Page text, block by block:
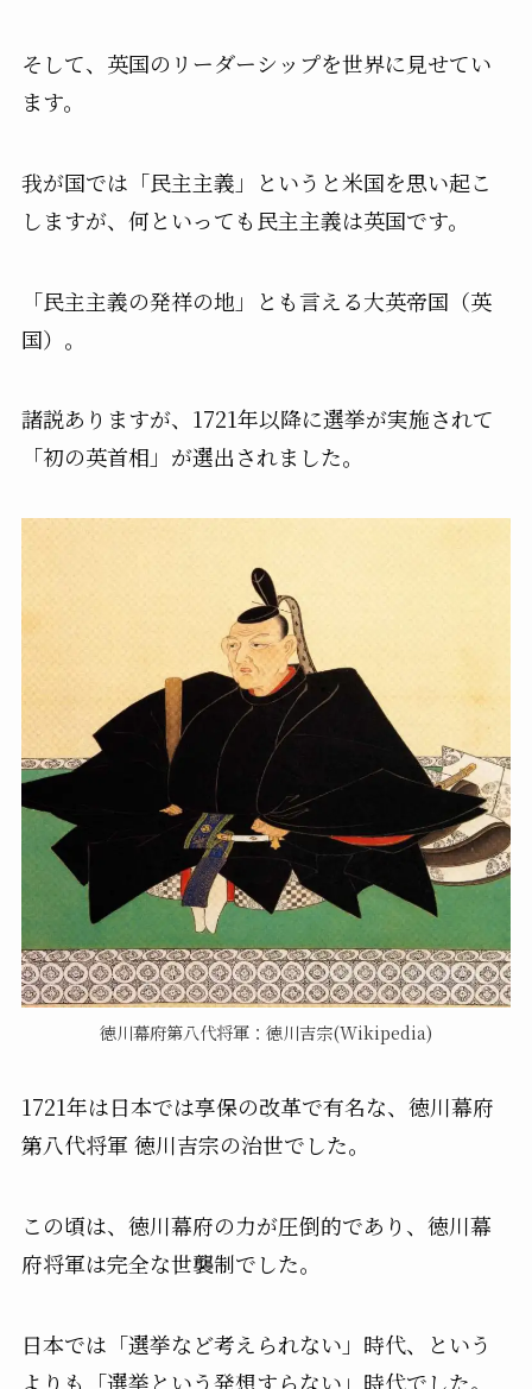
そして、英国のリーダーシップを世界に見せてい
ます。
我が国では「民主主義」というと米国を思い起こ
しますが、何といっても民主主義は英国です。
「民主主義の発祥の地」とも言える大英帝国（英
国）。
諸説ありますが、1721年以降に選挙が実施されて
「初の英首相」が選出されました。
徳川幕府第八代将軍：徳川吉宗(Wikipedia)
1721年は日本では享保の改革で有名な、徳川幕府
第八代将軍 徳川吉宗の治世でした。
この頃は、徳川幕府の力が圧倒的であり、徳川幕
府将軍は完全な世襲制でした。
日本では「選挙など考えられない」時代、という
よりも「選挙という発想すらない」時代でした。